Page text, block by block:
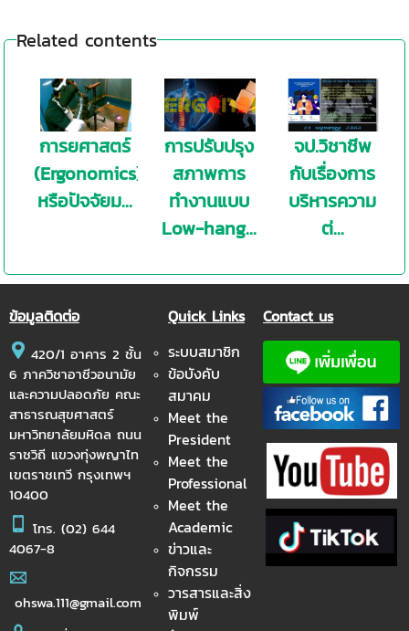
Related contents
การยศาสตร์
(Ergonomics)
หรือปัจจัยม...
การปรับปรุง
สภาพการ
ทำงานแบบ
Low-hang...
จป.วิชาชีพ
กับเรื่องการ
บริหารความ
ต่...
ข้อมูลติดต่อ
420/1 อาคาร 2 ชั้น
6 ภาควิชาอาชีวอนามัย
และความปลอดภัย คณะ
สาธารณสุขศาสตร์
มหาวิทยาลัยมหิดล ถนน
ราชวิถี แขวงทุ่งพญาไท
เขตราชเทวี กรุงเทพฯ
10400
โทร. (02) 644
4067-8
ohswa.111@gmail.com
Quick Links
ระบบสมาชิก
ข้อบังคับ
สมาคม
Meet the
President
Meet the
Professional
Meet the
Academic
ข่าวและ
กิจกรรม
วารสารและสิ่ง
พิมพ์
Contact us